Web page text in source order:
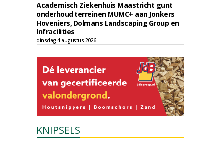
Academisch Ziekenhuis Maastricht gunt
onderhoud terreinen MUMC+ aan Jonkers
Hoveniers, Dolmans Landscaping Group en
Infracilities
dinsdag 4 augustus 2026
KNIPSELS